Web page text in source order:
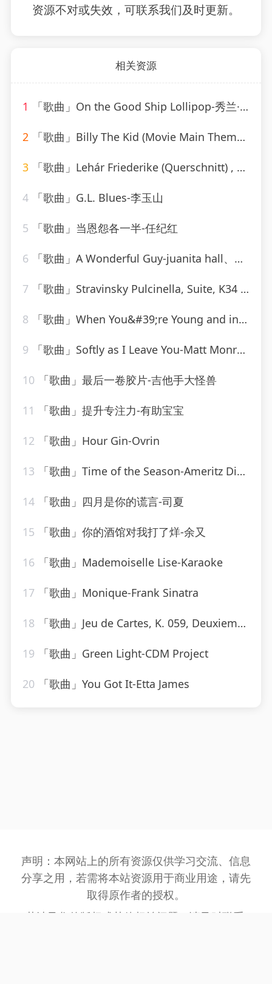
资源不对或失效，可联系我们及时更新。
相关资源
1 「歌曲」On the Good Ship Lollipop-秀兰·邓波儿_20260806_093615
2 「歌曲」Billy The Kid (Movie Main Theme)-Western Movies — The 100 Ultimate Movie Soundtrack Themes
3 「歌曲」Lehár Friederike (Querschnitt) , 1.Akt 'Blicke ich auf Deine Hände'-rudolf schock
4 「歌曲」G.L. Blues-李玉山
5 「歌曲」当恩怨各一半-任纪红
6 「歌曲」A Wonderful Guy-juanita hall、Barbara Luna、ezio pinza、william tabbert
7 「歌曲」Stravinsky Pulcinella, Suite, K34 III. Scherzino – Allegro – Andantino
8 「歌曲」When You&#39;re Young and in Love-John Alford
9 「歌曲」Softly as I Leave You-Matt Monro_20260805_113816
10 「歌曲」最后一卷胶片-吉他手大怪兽
11 「歌曲」提升专注力-有助宝宝
12 「歌曲」Hour Gin-Ovrin
13 「歌曲」Time of the Season-Ameritz Digital Karaoke
14 「歌曲」四月是你的谎言-司夏
15 「歌曲」你的酒馆对我打了烊-余又
16 「歌曲」Mademoiselle Lise-Karaoke
17 「歌曲」Monique-Frank Sinatra
18 「歌曲」Jeu de Cartes, K. 059, Deuxieme Donne Introduction. Alla breve-Neeme Järvi
19 「歌曲」Green Light-CDM Project
20 「歌曲」You Got It-Etta James
声明：本网站上的所有资源仅供学习交流、信息
分享之用，若需将本站资源用于商业用途，请先
取得原作者的授权。
若涉及您的版权或其他权益问题，请及时联系: